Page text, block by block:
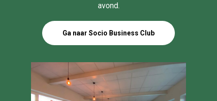
avond.
Ga naar Socio Business Club